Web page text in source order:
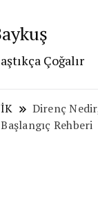
Çoğalır
Direnç
Rehberi